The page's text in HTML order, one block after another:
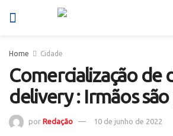
Home Cidade
Comercialização de
delivery : Irmãos
por Redação 10 de junho de 2022